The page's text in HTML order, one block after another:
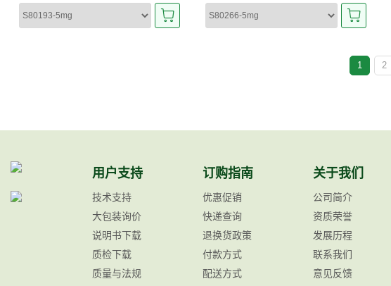
1 2
用户支持
技术支持
大包装询价
说明书下载
质检下载
质量与法规
订购指南
优惠促销
快递查询
退换货政策
付款方式
配送方式
关于我们
公司简介
资质荣誉
发展历程
联系我们
意见反馈